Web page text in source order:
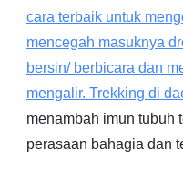
cara terbaik untuk
mencegah masuknya
bersin/ berbicara dan
mengalir. Trekking di
menambah imun tubuh
perasaan bahagia dan